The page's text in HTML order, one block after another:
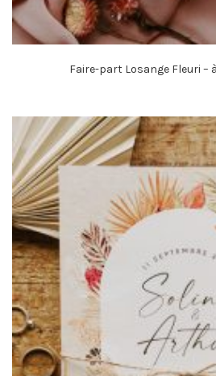
Faire-part Losange Fleuri –